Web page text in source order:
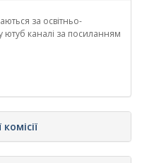
за освітньо-
каналі за посиланням